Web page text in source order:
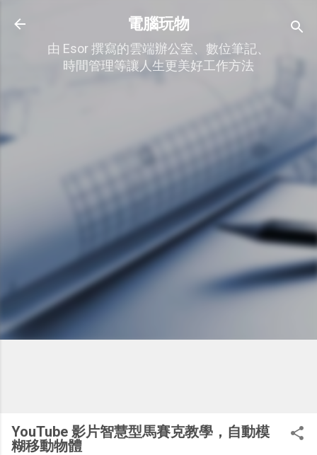
跳到主要內容
電腦玩物
由 Esor 撰寫的雲端辦公室、數位筆記、
時間管理等讓人生更美好工作方法
YouTube 影片智慧型馬賽克教學，自動模
糊移動物體